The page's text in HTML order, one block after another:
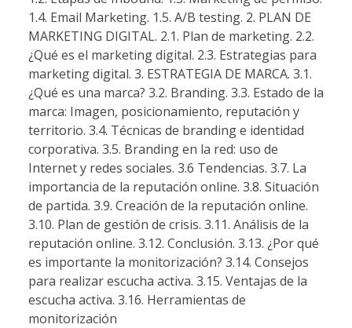
1.4. Email Marketing. 1.5. A/B testing. 2. PLAN DE
MARKETING DIGITAL. 2.1. Plan de marketing. 2.2.
¿Qué es el marketing digital. 2.3. Estrategias para
marketing digital. 3. ESTRATEGIA DE MARCA. 3.1.
¿Qué es una marca? 3.2. Branding. 3.3. Estado de la
marca: Imagen, posicionamiento, reputación y
territorio. 3.4. Técnicas de branding e identidad
corporativa. 3.5. Branding en la red: uso de
Internet y redes sociales. 3.6 Tendencias. 3.7. La
importancia de la reputación online. 3.8. Situación
de partida. 3.9. Creación de la reputación online.
3.10. Plan de gestión de crisis. 3.11. Análisis de la
reputación online. 3.12. Conclusión. 3.13. ¿Por qué
es importante la monitorización? 3.14. Consejos
para realizar escucha activa. 3.15. Ventajas de la
escucha activa. 3.16. Herramientas de
monitorización